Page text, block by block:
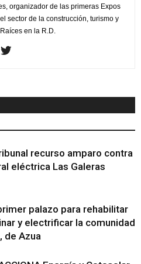
organizador de las primeras Expos
sector de la construcción, turismo y
en la R.D.
recurso amparo contra
eléctrica Las Galeras
palazo para rehabilitar
y electrificar la comunidad
de Azua